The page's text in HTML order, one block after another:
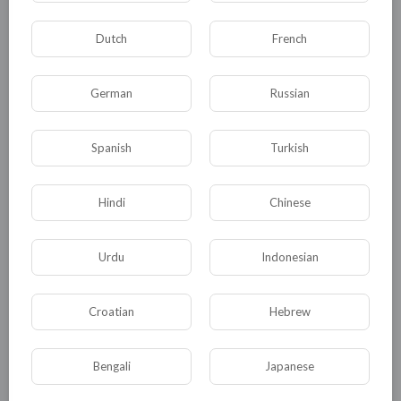
думаем, тем самым напоминают Е. Шевчуку ,
Н. Штански и О. Хоржан, о том, что те под
экономическим контролем ЗАПАДА.
Впрочем, О. Хоржан всегда мечтал о выходе
на обще молдавскую арену. Не понимает,
самодовольный простачок, что он там никому
не нужен, таких наивных романтиков в
партиям в Молдове будет тесно. Да и
коммунистический бренд себя изживает не
без помощи В. Воронина. А заменить В.
Воронина в политическом поле Молдовы ему
не удастся. Ископаемые уходят в небытие
вместе со своими археологами.
КЦРГП за потепление и укрепление
Dutch French
German Russian
Spanish Turkish
Hindi Chinese
Urdu Indonesian
Croatian Hebrew
Bengali Japanese